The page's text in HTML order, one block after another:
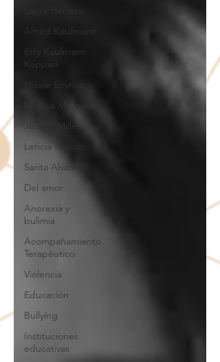
Laura Herrera
Alfred Kaufmann
Etty Kaufmann
Kappari
Nicole Loynaz
Jessica Millet
Leticia RImolo
Sarita Alvarez
Del amor
Anorexia y
bulimia
Acompañamiento
Terapéutico
Violencia
Educación
Bullying
Instituciones
educativas